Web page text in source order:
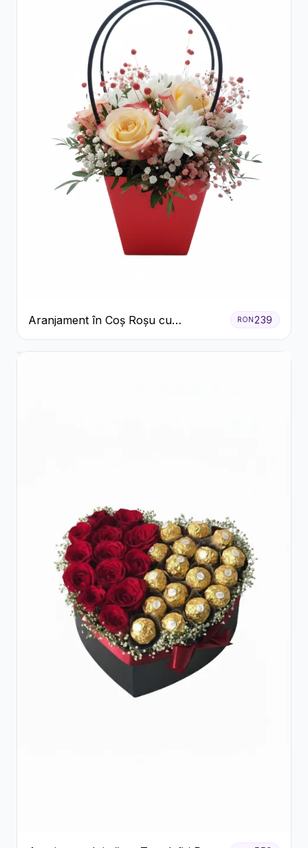
Aranjament în Coș Roșu cu
Trandafiri și Crizanteme Albe
RON 239